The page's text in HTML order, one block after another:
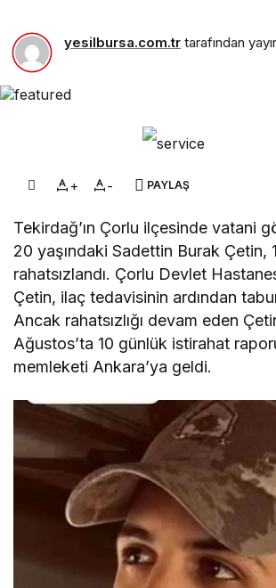
yesilbursa.com.tr tarafından
+ - PAYLAŞ
Tekirdağ’ın Çorlu ilçesinde vatani
20 yaşındaki Sadettin Burak Çetin,
rahatsızlandı. Çorlu Devlet
Çetin, ilaç tedavisinin ardından
Ancak rahatsızlığı devam eden
Ağustos’ta 10 günlük istirahat
memleketi Ankara’ya geldi.